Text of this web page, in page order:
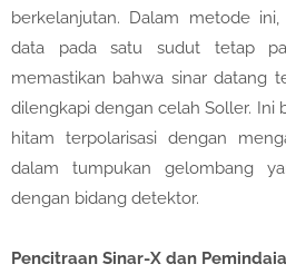
berkelanjutan. Dalam metode
data pada satu sudut tetap
memastikan bahwa sinar datang
dilengkapi dengan celah Soller. Ini
hitam terpolarisasi dengan
dalam tumpukan gelombang
dengan bidang detektor.
Pencitraan Sinar-X dan